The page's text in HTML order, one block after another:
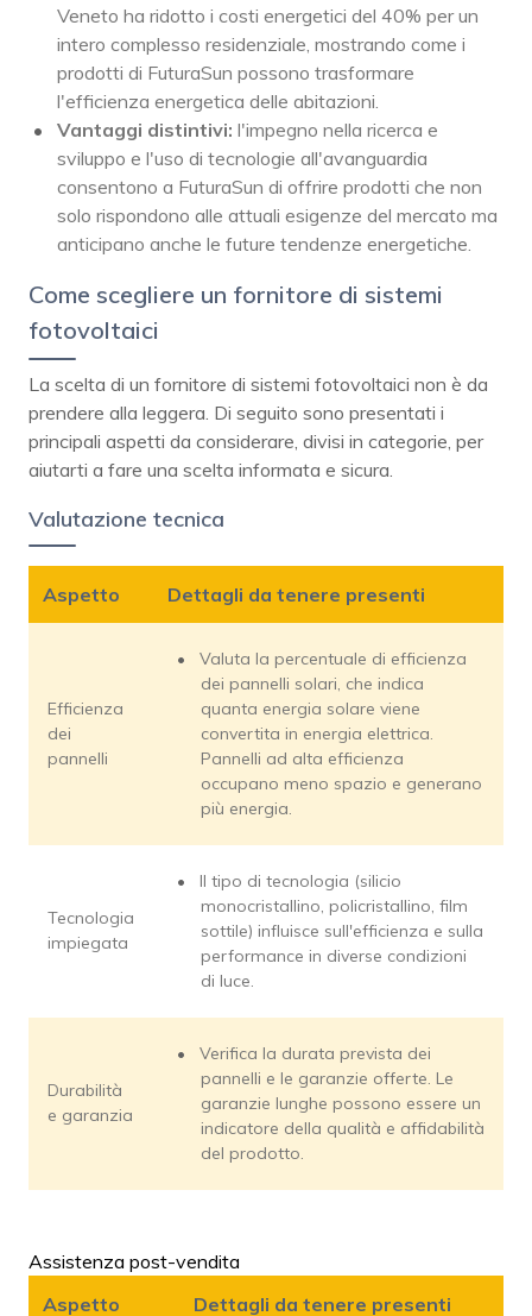
Veneto ha ridotto i costi energetici del 40% per un
intero complesso residenziale, mostrando come i
prodotti di FuturaSun possono trasformare
l'efficienza energetica delle abitazioni.
Vantaggi distintivi: l'impegno nella ricerca e
sviluppo e l'uso di tecnologie all'avanguardia
consentono a FuturaSun di offrire prodotti che non
solo rispondono alle attuali esigenze del mercato ma
anticipano anche le future tendenze energetiche.
Come scegliere un fornitore di sistemi
fotovoltaici
La scelta di un fornitore di sistemi fotovoltaici non è da
prendere alla leggera. Di seguito sono presentati i
principali aspetti da considerare, divisi in categorie, per
aiutarti a fare una scelta informata e sicura.
Valutazione tecnica
Aspetto Dettagli da tenere presenti
Efficienza
dei
pannelli
Valuta la percentuale di efficienza
dei pannelli solari, che indica
quanta energia solare viene
convertita in energia elettrica.
Pannelli ad alta efficienza
occupano meno spazio e generano
più energia.
Tecnologia
impiegata
Il tipo di tecnologia (silicio
monocristallino, policristallino, film
sottile) influisce sull'efficienza e sulla
performance in diverse condizioni
di luce.
Durabilità
e garanzia
Verifica la durata prevista dei
pannelli e le garanzie offerte. Le
garanzie lunghe possono essere un
indicatore della qualità e affidabilità
del prodotto.
Assistenza post-vendita
Aspetto
Dettagli da tenere presenti